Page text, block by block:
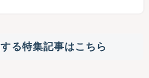
る特集記事はこちら